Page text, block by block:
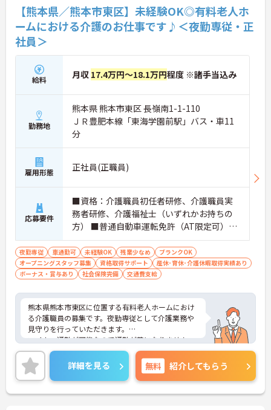
【熊本県／熊本市東区】未経験OK◎有料老人ホ
ームにおける介護のお仕事です♪＜夜勤専従・正
社員＞
給料 月収 17.4万円～18.1万円程度 ※諸手当込み
勤務地
熊本県 熊本市東区 長嶺南1-1-110
ＪＲ豊肥本線「東海学園前駅」バス・車11
分
雇用形態 正社員(正職員)
応募要件
■資格：介護職員初任者研修、介護職員実
務者研修、介護福祉士（いずれかお持ちの
方） ■普通自動車運転免許（AT限定可）あ
れば尚可 ■経験：未経験可能
夜勤専従 車通勤可 未経験OK 残業少なめ
ブランクOK
オープニングスタッフ募集
資格取得サポート
産休･育休･介護休暇取得実績あり
ボーナス・賞与あり
社会保険完備 交通費支給
熊本県熊本市東区に位置する有料老人ホームにおけ
る介護職員の募集です。夜勤専従として介護業務や
見守りを行っていただきます。
マイカー通勤が可能なので通勤が苦になりません。
また、昇給・賞与制度があり、頑張りがきちんと評
価されるのでモチベーションアップにつながりま
す。
ご興味のある方には、面接対策ポイントなど、さら
に詳細をお話しいたしますのでお気軽にご相談くだ
詳細を見る 無料 紹介してもらう